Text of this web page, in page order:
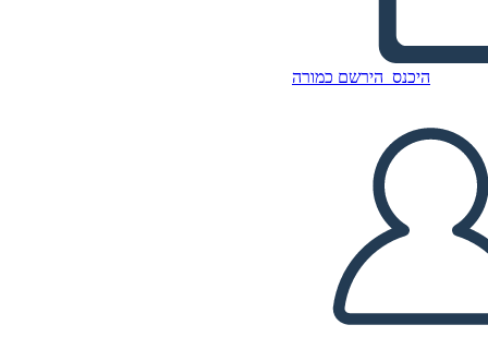
היכנס הירשם כמורה
Batna עכביש מפה